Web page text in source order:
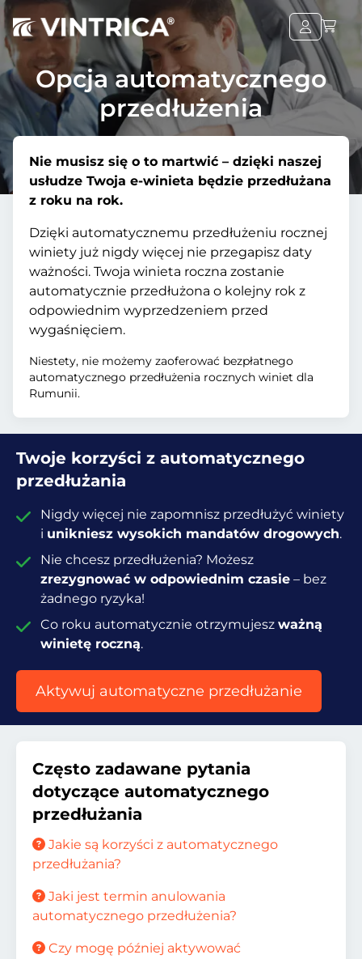
Opcja automatycznego
przedłużenia
Nie musisz się o to martwić – dzięki naszej
usłudze Twoja e-winieta będzie przedłużana
z roku na rok.
Dzięki automatycznemu przedłużeniu rocznej
winiety już nigdy więcej nie przegapisz daty
ważności. Twoja winieta roczna zostanie
automatycznie przedłużona o kolejny rok z
odpowiednim wyprzedzeniem przed
wygaśnięciem.
Niestety, nie możemy zaoferować bezpłatnego
automatycznego przedłużenia rocznych winiet dla
Rumunii.
Twoje korzyści z automatycznego
przedłużania
Nigdy więcej nie zapomnisz przedłużyć winiety
i unikniesz wysokich mandatów drogowych.
Nie chcesz przedłużenia? Możesz
zrezygnować w odpowiednim czasie – bez
żadnego ryzyka!
Co roku automatycznie otrzymujeszważną
winietę roczną.
Aktywuj automatyczne przedłużanie
Często zadawane pytania
dotyczące automatycznego
przedłużania
Jakie są korzyści z automatycznego
przedłużania?
Jaki jest termin anulowania
automatycznego przedłużenia?
Czy mogę później aktywować